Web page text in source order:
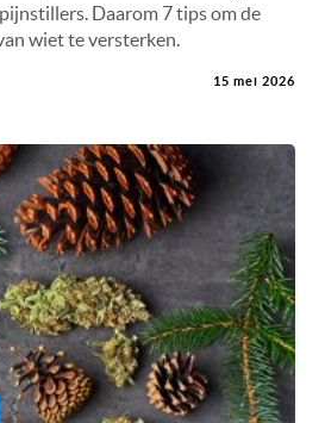
Daarom 7 tips om de
wiet te versterken.
15 mei 2026